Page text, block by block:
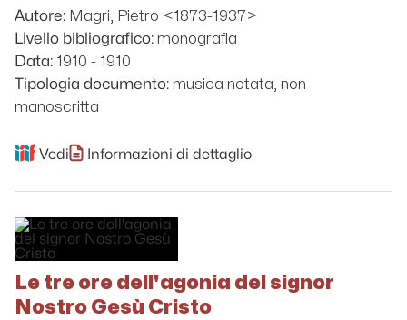
Autore: Magri, Pietro <1873-1937>
Livello bibliografico: monografia
Data: 1910 - 1910
Tipologia documento: musica notata, non
manoscritta
Vedi Informazioni di dettaglio
Le tre ore dell'agonia del signor
Nostro Gesù Cristo